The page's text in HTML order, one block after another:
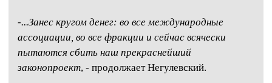
-...Занес кругом денег: во все международные
ассоциации, во все фракции и сейчас всячески
пытаются сбить наш прекраснейший
законопроект, - продолжает Негулевский.